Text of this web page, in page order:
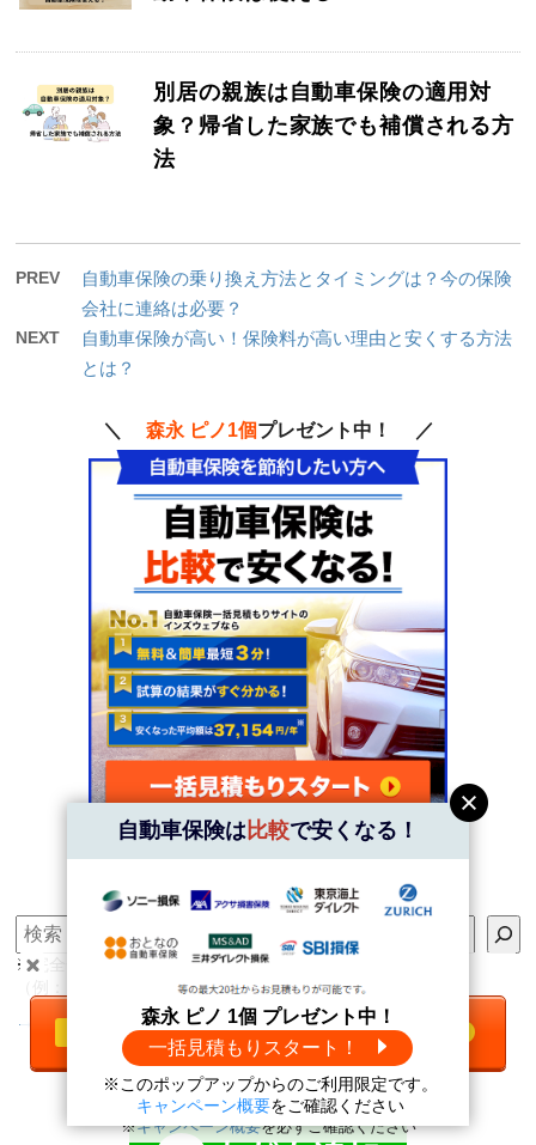
別居の親族は自動車保険の適用対
象？帰省した家族でも補償される方
法
PREV
自動車保険の乗り換え方法とタイミングは？今の保険
会社に連絡は必要？
NEXT
自動車保険が高い！保険料が高い理由と安くする方法
とは？
＼ 森永 ピノ1個プレゼント中！ ／
検索
※完全一致で検索します。
（例：〇自動車保険 ×じどうしゃほけん）
→AIサイト内検索（テスト版）
LINEで満期日をお知らせ
＼ キャンペーン情報も！ ／
自動車保険は比較で安くなる！
森永 ピノ 1個 プレゼント中！
一括見積もりスタート！
※このポップアップからのご利用限定です。
キャンペーン概要をご確認ください
一括見積もりをする
森永 ピノ1個プレゼント中！
※キャンペーン概要を必ずご確認ください